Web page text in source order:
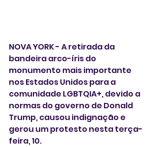
NOVA YORK - A retirada da
bandeira arco-íris do
monumento mais importante
nos Estados Unidos para a
comunidade LGBTQIA+, devido a
normas do governo de Donald
Trump, causou indignação e
gerou um protesto nesta terça-
feira, 10.